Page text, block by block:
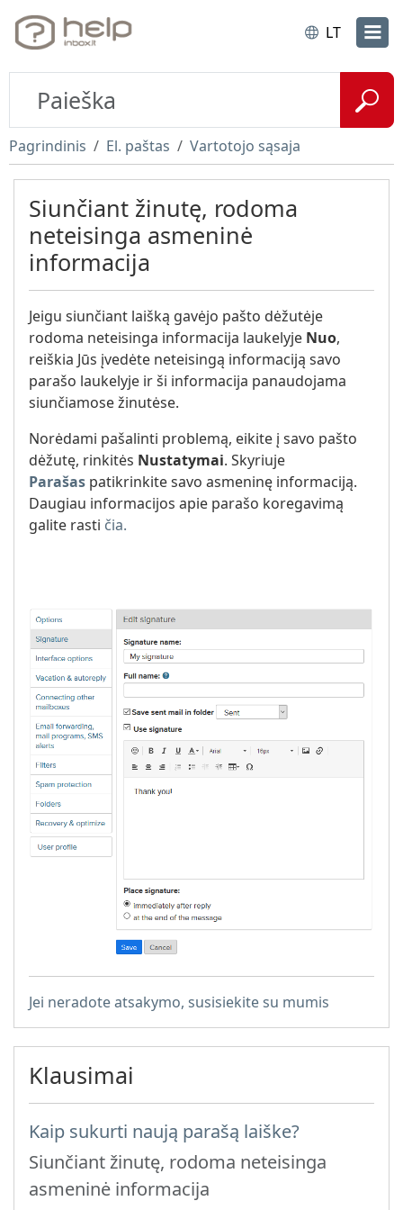
LT
Pagrindinis El. paštas Vartotojo sąsaja
Siunčiant žinutę, rodoma
neteisinga asmeninė
informacija
Jeigu siunčiant laišką gavėjo pašto dėžutėje
rodoma neteisinga informacija laukelyje Nuo,
reiškia Jūs įvedėte neteisingą informaciją savo
parašo laukelyje ir ši informacija panaudojama
siunčiamose žinutėse.
Norėdami pašalinti problemą, eikite į savo pašto
dėžutę, rinkitės Nustatymai. Skyriuje
Parašas patikrinkite savo asmeninę informaciją.
Daugiau informacijos apie parašo koregavimą
galite rasti čia.
Jei neradote atsakymo, susisiekite su mumis
Klausimai
Kaip sukurti naują parašą laiške?
Siunčiant žinutę, rodoma neteisinga
asmeninė informacija